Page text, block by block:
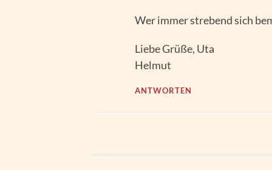
Wer immer strebend sich
Liebe Grüße, Uta
Helmut
ANTWORTEN